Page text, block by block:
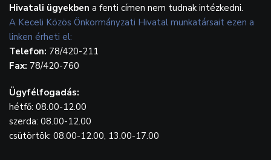
Hivatali ügyekben a fenti címen nem tudnak intézkedni.
A Keceli Közös Önkormányzati Hivatal munkatársait ezen a
linken érheti el:
Telefon: 78/420-211
Fax: 78/420-760
Ügyfélfogadás:
hétfő: 08.00-12.00
szerda: 08.00-12.00
csütörtök: 08.00-12.00, 13.00-17.00